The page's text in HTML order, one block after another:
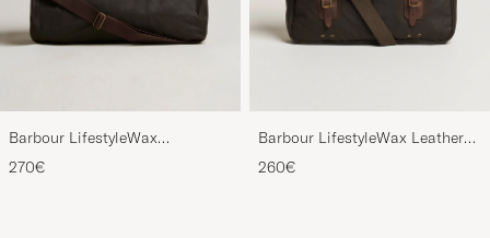
Barbour LifestyleWax
HoldallOlive
270€
Barbour LifestyleWax Leather
Briefcase Olive
260€